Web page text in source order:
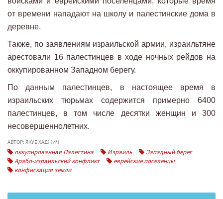
от времени нападают на школу и палестинские дома в
деревне.
Также, по заявлениям израильской армии, израильтяне
арестовали 16 палестинцев в ходе ночных рейдов на
оккупированном Западном берегу.
По данным палестинцев, в настоящее время в
израильских тюрьмах содержится примерно 6400
палестинцев, в том числе десятки женщин и 300
несовершеннолетних.
АВТОР: ЯКУБ ХАДЖИЧ
оккупированная Палестина Израиль
Западный берег
Арабо-израильский конфликт
еврейские поселенцы
конфискация земли